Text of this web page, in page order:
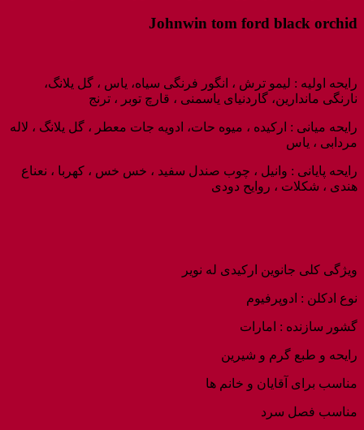
Johnwin tom ford black orchid
رایحه اولیه : لیمو ترش ، انگور فرنگی سیاه، یاس ، گل یلانگ،
نارنگی ماندارین، گاردنیای یاسمنی ، قارچ توبر ، ترنج
رایحه میانی : ارکیده ، میوه حات، ادویه جات معطر ، گل یلانگ ، لاله
مردابی ، یاس
رایحه پایانی : وانیل ، چوب صندل سفید ، خس خس ، کهربا ، نعناع
هندی ، شکلات ، روایح دودی
ویژگی کلی جانوین ارکیدی له نویر
نوع ادکلن : ادوپرفیوم
گشور سازنده : امارات
رایحه و طبع گرم و شیرین
مناسب برای آقایان و خانم ها
مناسب فصل سرد